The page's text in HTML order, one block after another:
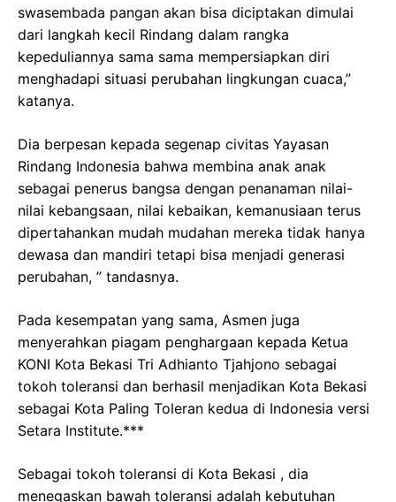
swasembada pangan akan bisa diciptakan dimulai
dari langkah kecil Rindang dalam rangka
kepeduliannya sama sama mempersiapkan diri
menghadapi situasi perubahan lingkungan cuaca,”
katanya.
Dia berpesan kepada segenap civitas Yayasan
Rindang Indonesia bahwa membina anak anak
sebagai penerus bangsa dengan penanaman nilai-
nilai kebangsaan, nilai kebaikan, kemanusiaan terus
dipertahankan mudah mudahan mereka tidak hanya
dewasa dan mandiri tetapi bisa menjadi generasi
perubahan, ” tandasnya.
Pada kesempatan yang sama, Asmen juga
menyerahkan piagam penghargaan kepada Ketua
KONI Kota Bekasi Tri Adhianto Tjahjono sebagai
tokoh toleransi dan berhasil menjadikan Kota Bekasi
sebagai Kota Paling Toleran kedua di Indonesia versi
Setara Institute.***
Sebagai tokoh toleransi di Kota Bekasi , dia
menegaskan bawah toleransi adalah kebutuhan